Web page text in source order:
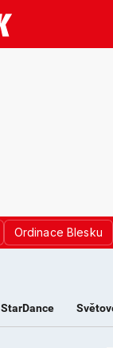
Ordinace Blesku
StarDance